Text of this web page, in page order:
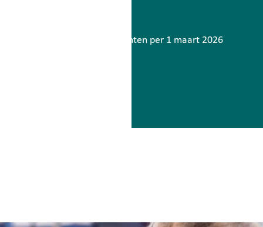
Contactinformatie gemeenten per 1 maart 2026